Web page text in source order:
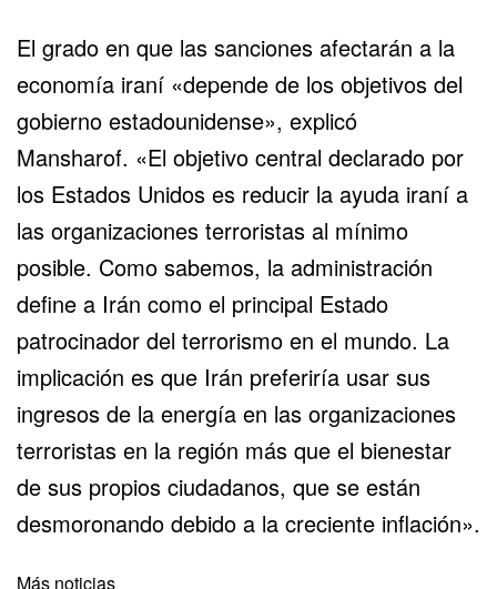
El grado en que las sanciones afectarán a la
economía iraní «depende de los objetivos del
gobierno estadounidense», explicó
Mansharof. «El objetivo central declarado por
los Estados Unidos es reducir la ayuda iraní a
las organizaciones terroristas al mínimo
posible. Como sabemos, la administración
define a Irán como el principal Estado
patrocinador del terrorismo en el mundo. La
implicación es que Irán preferiría usar sus
ingresos de la energía en las organizaciones
terroristas en la región más que el bienestar
de sus propios ciudadanos, que se están
desmoronando debido a la creciente inflación».
Más noticias